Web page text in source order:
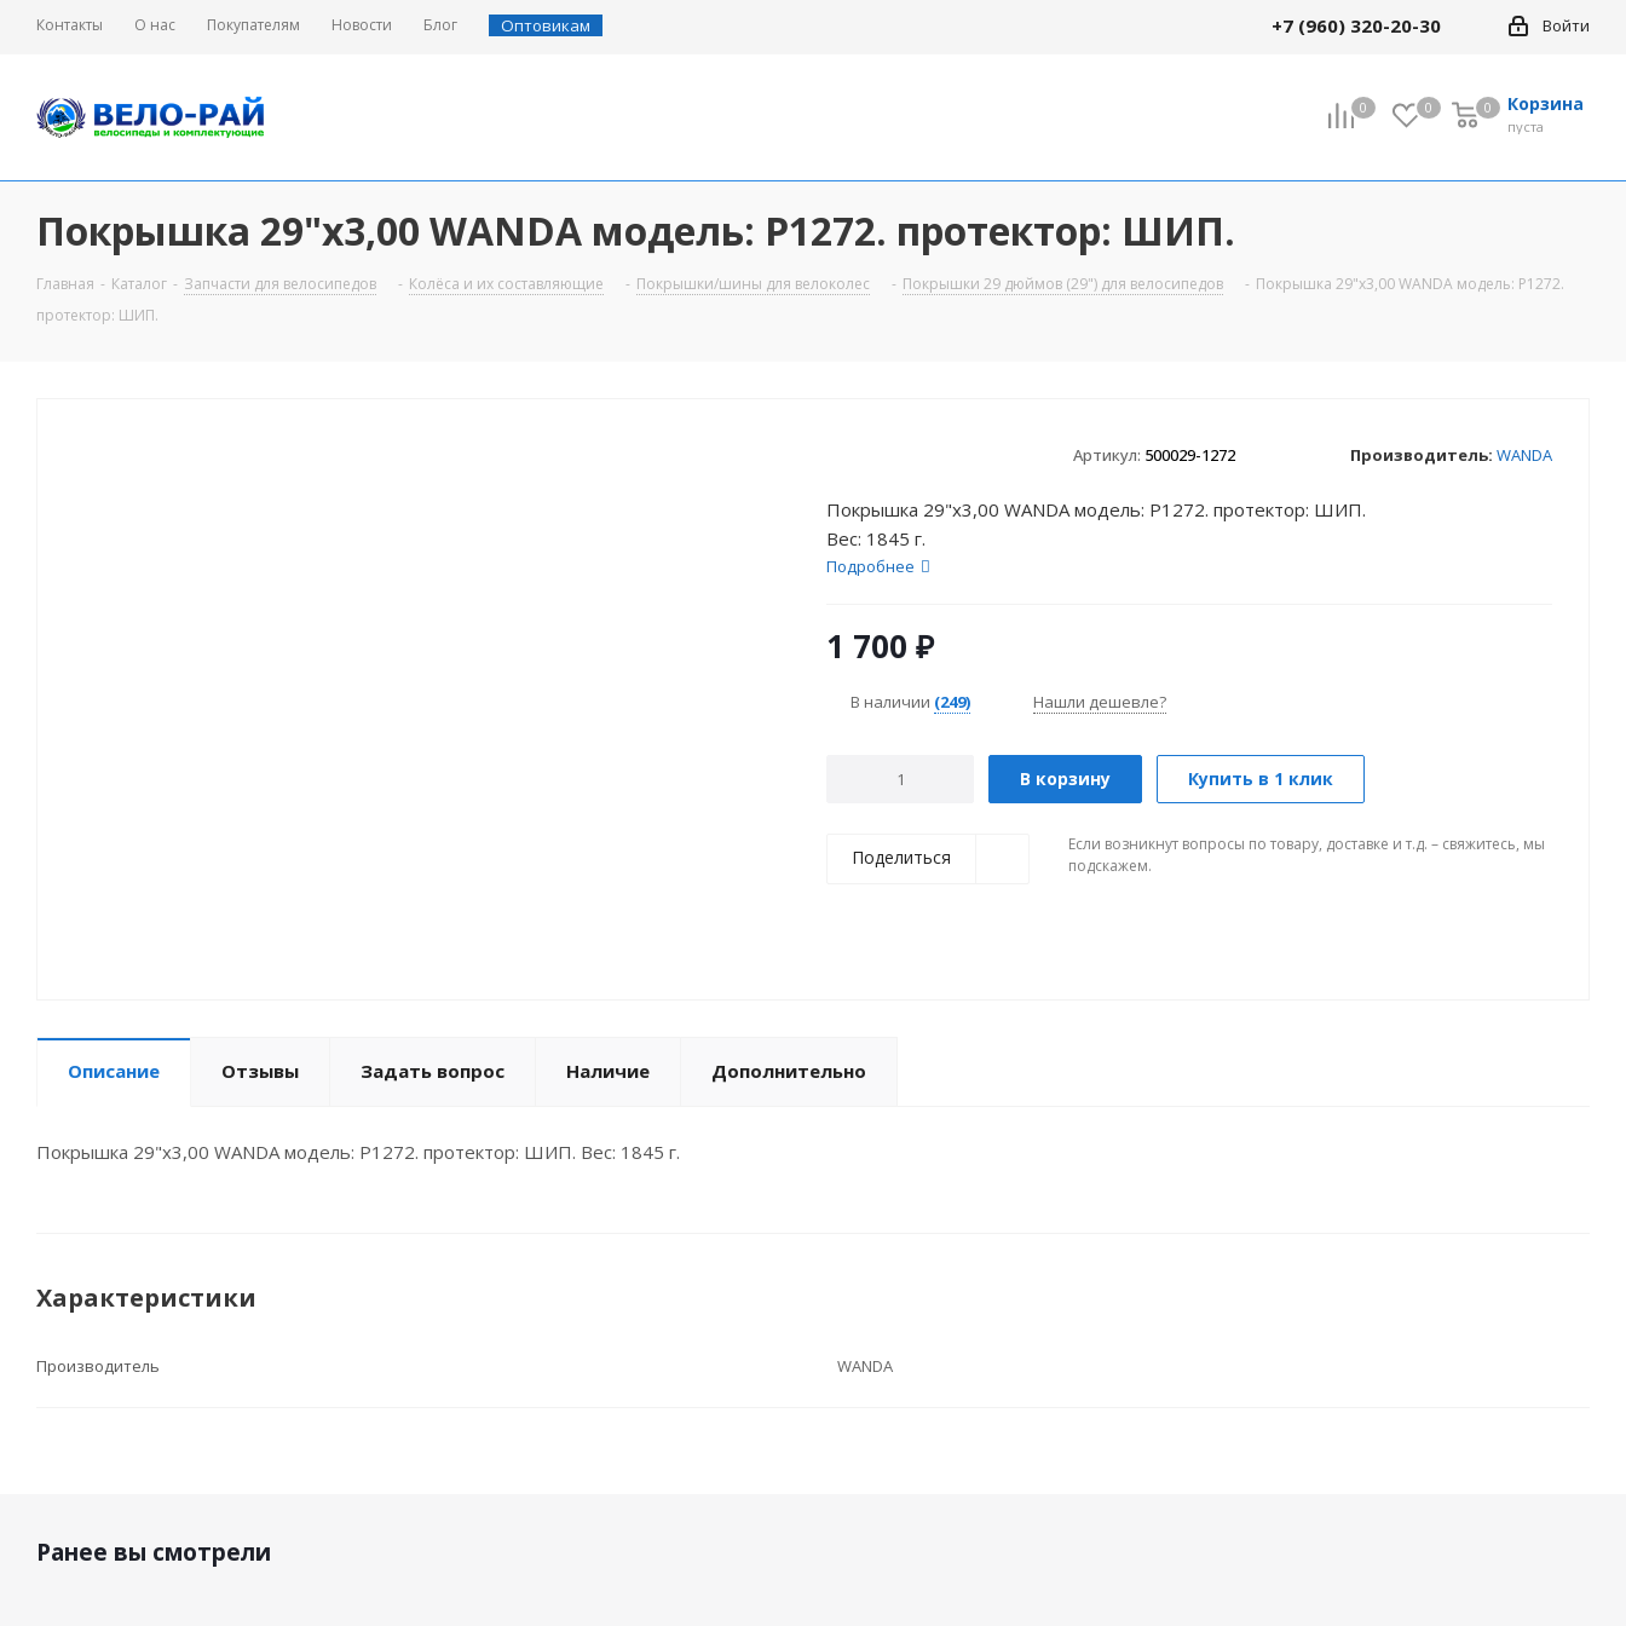
Контакты О нас Покупателям Новости Блог Оптовикам Войти
+7 (960) 320-20-30
0 0 Корзина
0
пуста
0
Покрышка 29"х3,00 WANDA модель: P1272. протектор: ШИП.
Главная - Каталог - Запчасти для велосипедов - Колёса и их составляющие - Покрышки/шины для велоколес - Покрышки 29 дюймов (29") для велосипедов - Покрышка 29"х3,00 WANDA модель: P1272.
протектор: ШИП.
Артикул: 500029-1272 Производитель: WANDA
Покрышка 29"х3,00 WANDA модель: P1272. протектор: ШИП.
Вес: 1845 г.
Подробнее
1 700 ₽
В наличии (249) Нашли дешевле?
В корзину Купить в 1 клик
Поделиться
Если возникнут вопросы по товару, доставке и т.д. – свяжитесь, мы
подскажем.
Описание Отзывы Задать вопрос Наличие Дополнительно
Покрышка 29"х3,00 WANDA модель: P1272. протектор: ШИП. Вес: 1845 г.
Характеристики
Производитель WANDA
Ранее вы смотрели